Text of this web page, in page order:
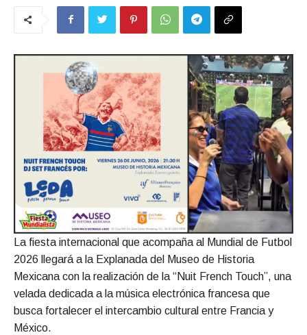
La fiesta internacional que acompaña al Mundial de Futbol
2026 llegará a la Explanada del Museo de Historia
Mexicana con la realización de la “Nuit French Touch”, una
velada dedicada a la música electrónica francesa que
busca fortalecer el intercambio cultural entre Francia y
México.